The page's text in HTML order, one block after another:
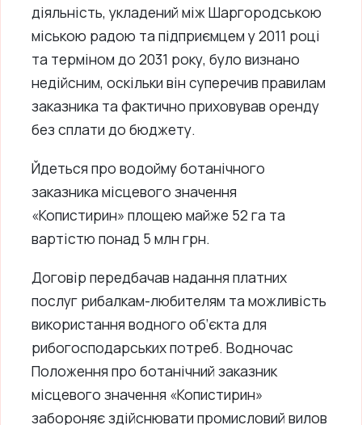
діяльність, укладений між Шаргородською
міською радою та підприємцем у 2011 році
та терміном до 2031 року, було визнано
недійсним, оскільки він суперечив правилам
заказника та фактично приховував оренду
без сплати до бюджету.
Йдеться про водойму ботанічного
заказника місцевого значення
«Копистирин» площею майже 52 га та
вартістю понад 5 млн грн.
Договір передбачав надання платних
послуг рибалкам-любителям та можливість
використання водного об’єкта для
рибогосподарських потреб. Водночас
Положення про ботанічний заказник
місцевого значення «Копистирин»
забороняє здійснювати промисловий вилов